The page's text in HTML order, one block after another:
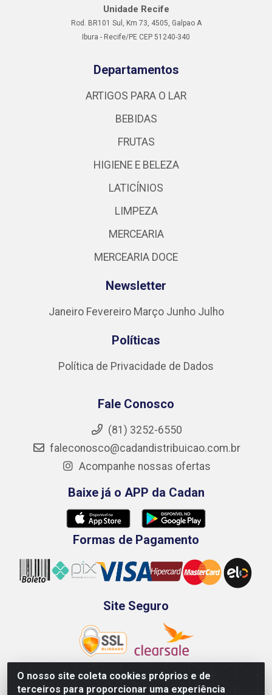
O nosso site coleta cookies próprios e de
terceiros para proporcionar uma experiência
Unidade Recife
Rod. BR101 Sul, Km 73, 4505, Galpao A
Ibura - Recife/PE CEP 51240-340
Departamentos
ARTIGOS PARA O LAR
BEBIDAS
FRUTAS
HIGIENE E BELEZA
LATICÍNIOS
LIMPEZA
MERCEARIA
MERCEARIA DOCE
Newsletter
Janeiro Fevereiro Março Junho Julho
Políticas
Política de Privacidade de Dados
Fale Conosco
(81) 3252-6550
faleconosco@cadandistribuicao.com.br
Acompanhe nossas ofertas
Baixe já o APP da Cadan
Formas de Pagamento
Site Seguro